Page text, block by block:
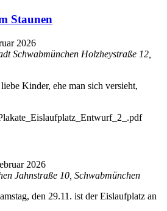
Staunen
2026
Schwabmünchen Holzheystraße 12,
Kinder, ehe man sich versieht,
2026
Jahnstraße 10, Schwabmünchen
den 29.11. ist der Eislaufplatz an